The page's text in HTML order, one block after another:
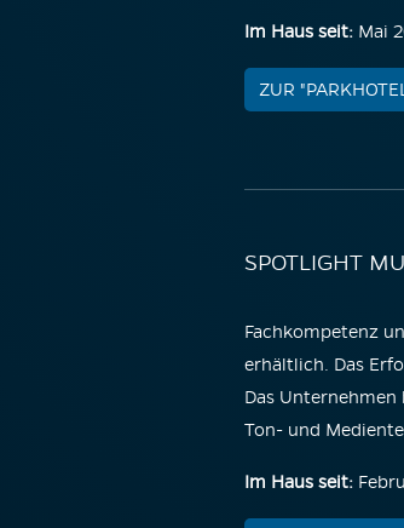
Im Haus seit: Mai
ZUR
SPOTLIGHT
Fachkompetenz
erhältlich. Das
Das
Ton- und
Im Haus seit: